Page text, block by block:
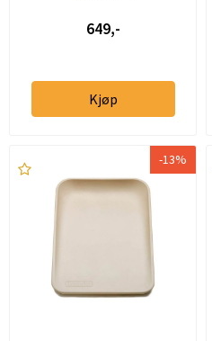
649,-
Kjøp
-13%